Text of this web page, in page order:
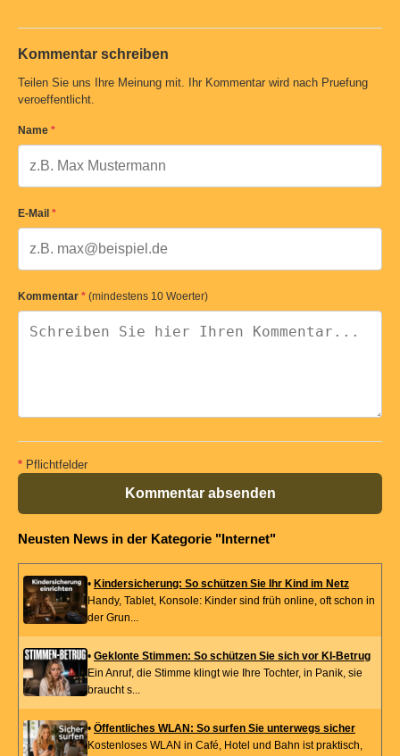
Kommentar schreiben
Teilen Sie uns Ihre Meinung mit. Ihr Kommentar wird nach Pruefung
veroeffentlicht.
Name *
E-Mail *
Kommentar * (mindestens 10 Woerter)
* Pflichtfelder
Kommentar absenden
Neusten News in der Kategorie "Internet"
• Kindersicherung: So schützen Sie Ihr Kind im Netz
Handy, Tablet, Konsole: Kinder sind früh online, oft schon in
der Grun...
• Geklonte Stimmen: So schützen Sie sich vor KI-Betrug
Ein Anruf, die Stimme klingt wie Ihre Tochter, in Panik, sie
braucht s...
• Öffentliches WLAN: So surfen Sie unterwegs sicher
Kostenloses WLAN in Café, Hotel und Bahn ist praktisch,